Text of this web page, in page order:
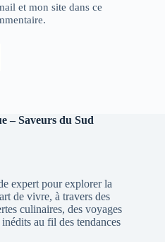
et mon site dans ce
– Saveurs du Sud
expert pour explorer la
de vivre, à travers des
culinaires, des voyages
au fil des tendances